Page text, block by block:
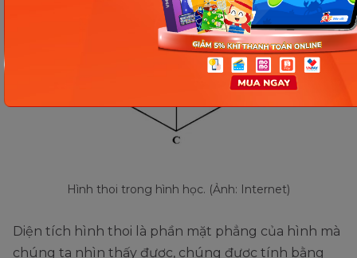
Hình thoi trong hình học. (Ảnh: Internet)
Diện tích hình thoi là phần mặt phẳng của hình mà
chúng ta nhìn thấy được, chúng được tính bằng